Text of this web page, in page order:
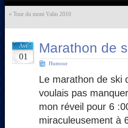
« Tour du mont Valin 2010
Avr
01
Marathon de
Humour
Le marathon de ski
voulais pas
mon réveil pour 6
miraculeusement à